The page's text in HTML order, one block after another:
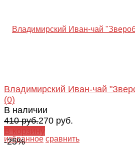
избранное сравнить
Владимирский Иван-чай
(0)
В наличии
410 руб.270 руб.
В корзину
-25%